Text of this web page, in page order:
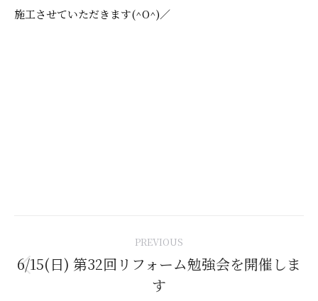
施工させていただきます(^O^)／
navigation
PREVIOUS
Previous
post:
6/15(日) 第32回リフォーム勉強会を開催しま
す